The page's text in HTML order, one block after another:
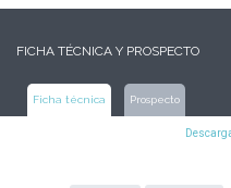
FICHA TÉCNICA Y PROSPECTO
Ficha técnica Prospecto